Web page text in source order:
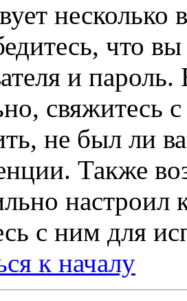
что
и
свяжитесь
не был ли
Также
с ним для
к началу